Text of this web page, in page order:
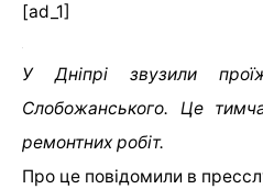
[ad_1]
У Дніпрі звузили
Слобожанського. Це
ремонтних робіт.
Про це повідомили в